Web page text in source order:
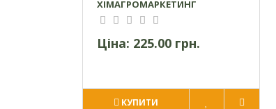
ХІМАГРОМАРКЕТИНГ
Ціна: 225.00 грн.
КУПИТИ